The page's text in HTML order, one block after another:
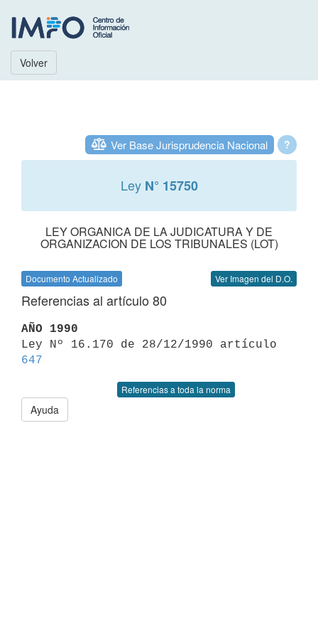
Volver
?
Ver Base Jurisprudencia Nacional
Ley N° 15750
LEY ORGANICA DE LA JUDICATURA Y DE
ORGANIZACION DE LOS TRIBUNALES (LOT)
Documento Actualizado Ver Imagen del D.O.
Referencias al artículo 80
AÑO 1990
647
Referencias a toda la norma
Ayuda